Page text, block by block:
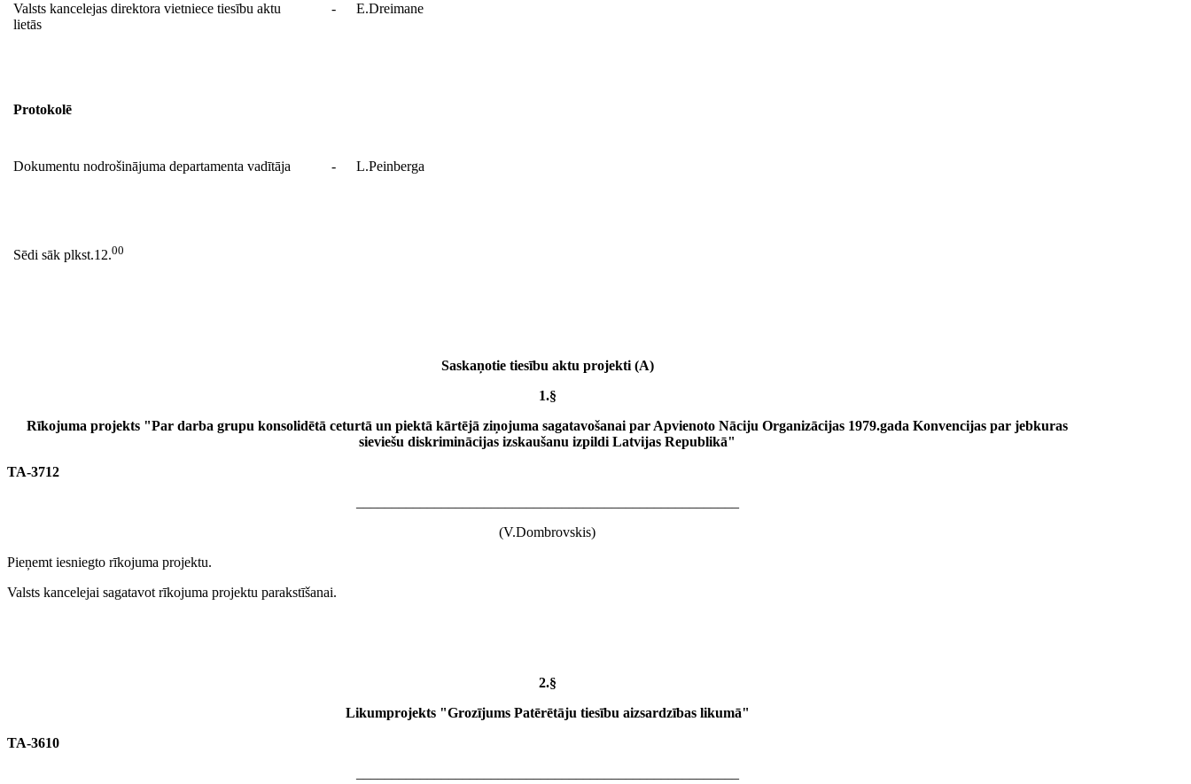
Valsts kancelejas direktora vietniece tiesību aktu
lietās
- E.Dreimane
Protokolē
Dokumentu nodrošinājuma departamenta vadītāja - L.Peinberga
Sēdi sāk plkst.12.00
Saskaņotie tiesību aktu projekti (A)
1.§
Rīkojuma projekts "Par darba grupu konsolidētā ceturtā un piektā kārtējā ziņojuma sagatavošanai par Apvienoto Nāciju Organizācijas 1979.gada Konvencijas par jebkuras
sieviešu diskriminācijas izskaušanu izpildi Latvijas Republikā"
TA-3712
(V.Dombrovskis)
Pieņemt iesniegto rīkojuma projektu.
Valsts kancelejai sagatavot rīkojuma projektu parakstīšanai.
2.§
Likumprojekts "Grozījums Patērētāju tiesību aizsardzības likumā"
TA-3610